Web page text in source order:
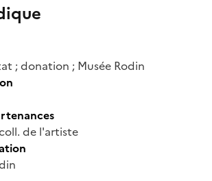
; donation ; Musée Rodin
de l'artiste